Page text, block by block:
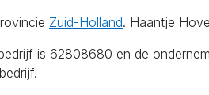
Zuid-Holland. Haantje
is 62808680 en de